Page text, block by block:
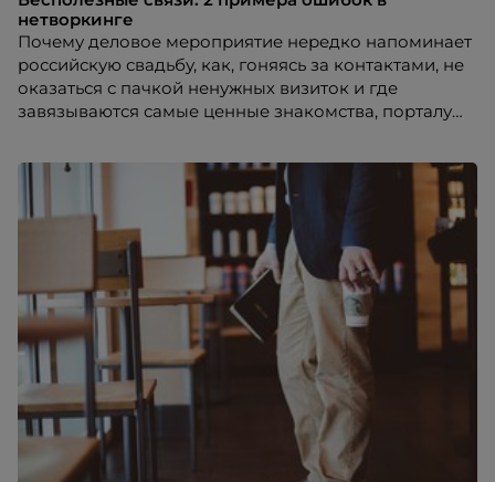
нетворкинге
Почему деловое мероприятие нередко напоминает
российскую свадьбу, как, гоняясь за контактами, не
оказаться с пачкой ненужных визиток и где
завязываются самые ценные знакомства, порталу
развитию персонала компании «Экоокна».